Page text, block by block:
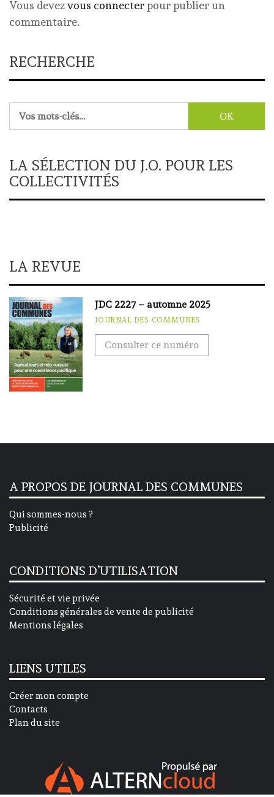
Vous devezvous connecterpour publier un
commentaire.
RECHERCHE
LA SÉLECTION DU J.O. POUR LES
COLLECTIVITÉS
LA REVUE
JDC 2227 – automne 2025
JOURNAL DES COMMUNES
Consulter ce numéro
A PROPOS DE JOURNAL DES COMMUNES
Qui sommes-nous ?
Publicité
CONDITIONS D’UTILISATION
Sécurité et vie privée
Conditions générales de vente de publicité
Mentions légales
LIENS UTILES
Créer mon compte
Contacts
Plan du site